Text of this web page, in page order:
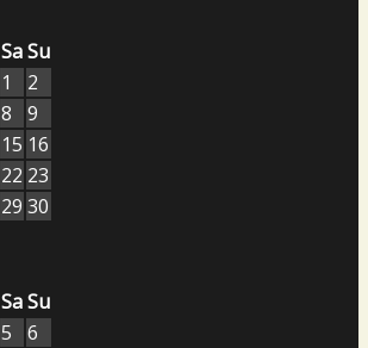
SaSu
1
2
8
9
15 16
22 23
29 30
SaSu
5 6